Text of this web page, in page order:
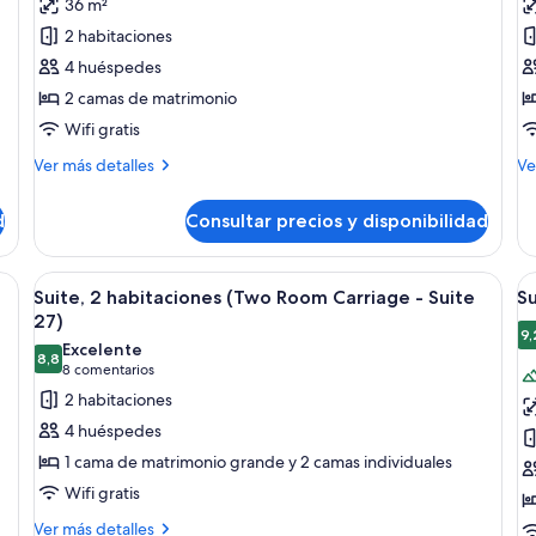
29)
11)
Suite
(Two
Room
Double
Queen
-
36 m²
2 habitaciones
4 huéspedes
2 camas de matrimonio
Wifi gratis
Ver más detalles
Más
(Two
Room
Double
Queen
Suite
10)
Consultar precios y disponibilidad
-
-
9)
de noche, silla y vista a la ciudad desde una ventana.
Abrir
todas
las
fotos
de
Suite,
2
habitaciones
(Two
Un dormitorio con cama, una silla,
15
Suite, 2 habitaciones (Two Room Carriage - Suite
27)
8,88,8 de 10
Excelente
8 comentarios
(8 comentarios)
2 habitaciones
4 huéspedes
1 cama de matrimonio grande y 2 camas individuales
Wifi gratis
Ver más detalles
Más